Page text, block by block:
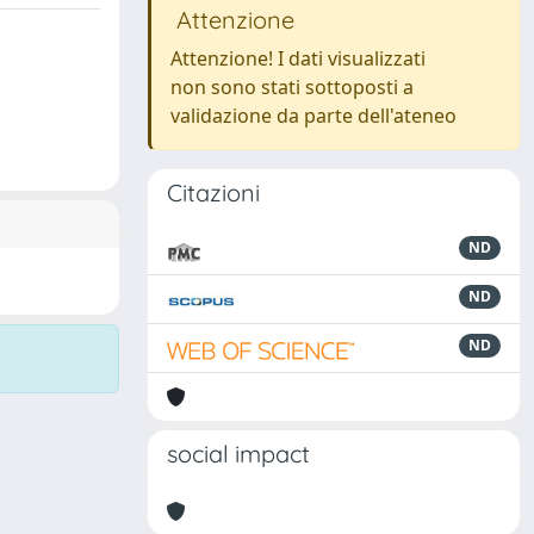
Attenzione
Attenzione! I dati visualizzati
non sono stati sottoposti a
validazione da parte dell'ateneo
Citazioni
ND
ND
ND
social impact